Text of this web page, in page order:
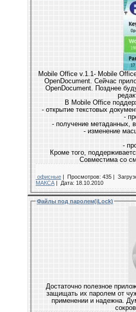
Mobile Office v.1.1- Mobile Office -
OpenDocument. Сейчас
OpenDocument. Позднее
-
-
Кроме того,
офисные | Просмотров: 435 |
МАКСА | Дата: 18.10.2010
Файлы под паролем(iLock)
Достаточно полезное
защищать их паролем от
применении и надежна.